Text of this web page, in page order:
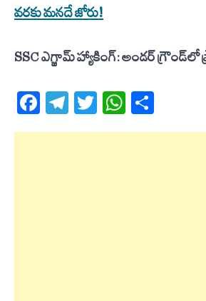
వరకు మనదే జోరు!
SSC ఎగ్జామ్ హ్యాకింగ్: అండర్ గ్రౌండ్‌లో
Facebook
Telegram
TwitterWhatsApp